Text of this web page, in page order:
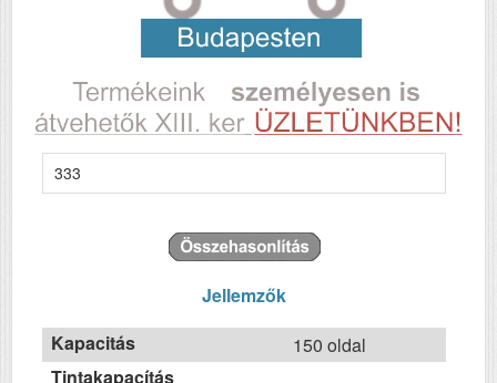
333
Jellemzők
Kapacitás
150 oldal
Tintakapacítás